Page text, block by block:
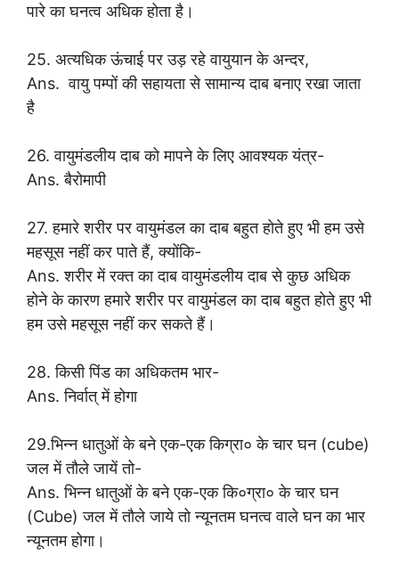
पारे का घनत्व अधिक होता है।
25. अत्यधिक ऊंचाई पर उड़ रहे वायुयान के अन्दर,
Ans. वायु पम्पों की सहायता से सामान्य दाब बनाए रखा जाता
है
26. वायुमंडलीय दाब को मापने के लिए आवश्यक यंत्र-
Ans. बैरोमापी
27. हमारे शरीर पर वायुमंडल का दाब बहुत होते हुए भी हम उसे
महसूस नहीं कर पाते हैं, क्योंकि-
Ans. शरीर में रक्त का दाब वायुमंडलीय दाब से कुछ अधिक
होने के कारण हमारे शरीर पर वायुमंडल का दाब बहुत होते हुए भी
हम उसे महसूस नहीं कर सकते हैं।
28. किसी पिंड का अधिकतम भार-
Ans. निर्वात् में होगा
29.भिन्न धातुओं के बने एक-एक किग्रा० के चार घन (cube)
जल में तौले जायें तो-
Ans. भिन्न धातुओं के बने एक-एक कि०ग्रा० के चार घन
(Cube) जल में तौले जाये तो न्यूनतम घनत्व वाले घन का भार
न्यूनतम होगा।